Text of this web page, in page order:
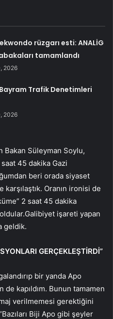
rüzgarı esti: ANALİG
tamamlandı
2026
Trafik Denetimleri
2026
Bakan Süleyman Soylu,
saat 45 dakika Gazi
beri orada siyaset
karşılaştık. Oranın ironisi de
2 saat 45 dakika
işareti yapan
geldik.
GERÇEKLEŞTİRDİ”
bir yanda Apo
de kapıldım. Bunun tamamen
verilmemesi gerektiğini
Biji Apo gibi şeyler